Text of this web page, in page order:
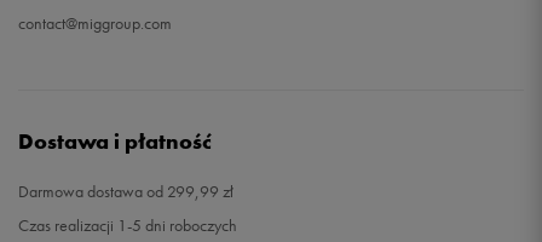
contact@miggroup.com
Dostawa i płatność
Darmowa dostawa od 299,99 zł
Czas realizacji 1-5 dni roboczych